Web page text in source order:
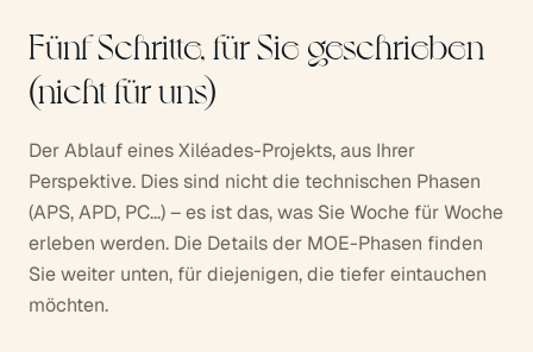
Fünf Schritte, für Sie geschrieben
(nicht für uns)
Der Ablauf eines Xiléades-Projekts, aus Ihrer
Perspektive. Dies sind nicht die technischen Phasen
(APS, APD, PC...) – es ist das, was Sie Woche für Woche
erleben werden. Die Details der MOE-Phasen finden
Sie weiter unten, für diejenigen, die tiefer eintauchen
möchten.